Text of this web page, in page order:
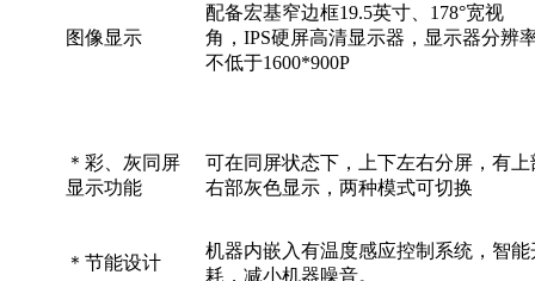
图像显示
配备宏基窄边框19.5英寸、178°宽视
角，IPS硬屏高清显示器，显示器分辨
不低于1600*900P
＊彩、灰同屏
显示功能
可在同屏状态下，上下左右分屏，有
右部灰色显示，两种模式可切换
＊节能设计
机器内嵌入有温度感应控制系统，智
耗，减小机器噪音。